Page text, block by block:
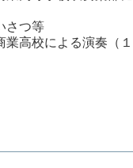
等
よる演奏（１